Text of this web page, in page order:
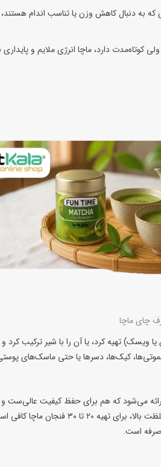
به دنبال کاهش وزن یا تناسب اندام هستند،
کوتاه‌مدت دارد، ماچا انرژی ملایم و
چای ماچا
تهیه کرد، یا آن را با شیر ترکیب کرد
کیک‌ها، دسرها یا حتی ماسک‌های
می‌شود که هم برای حفظ کیفیت عالی‌ست
برای هدیه دادن. وزن خالص آن ۳۰ گرم است و با توجه به غلظت بالا،
است.